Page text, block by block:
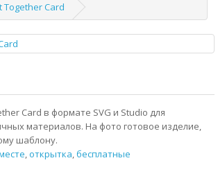
Together Card
Card в формате SVG и Studio для
материалов. На фото готовое изделие,
шаблону.
,открытка,бесплатные